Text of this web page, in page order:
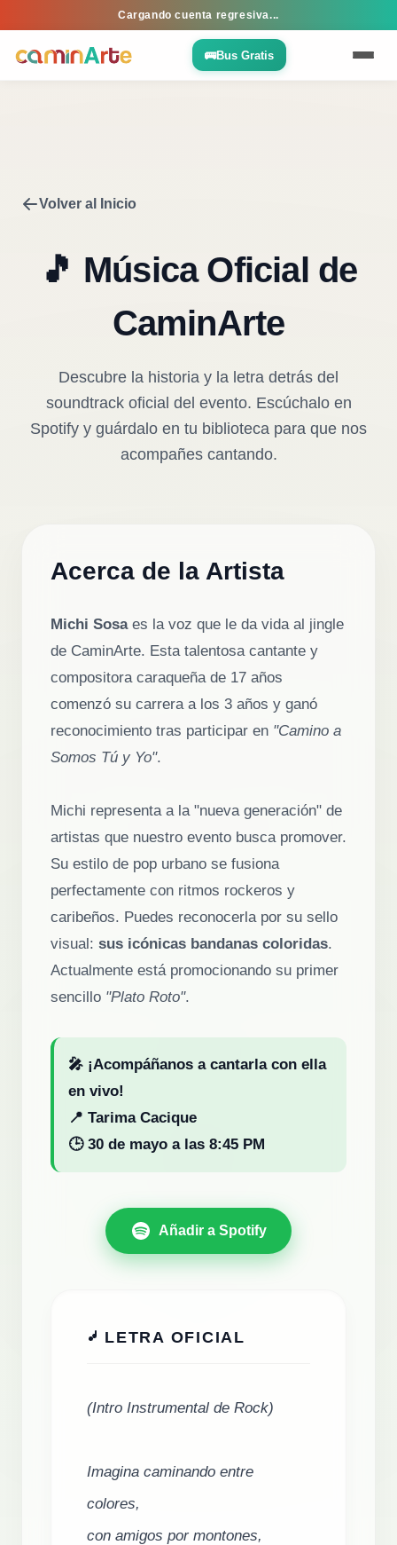
Cargando cuenta regresiva...
🚌Bus Gratis
🤖 Conoce a Cami
🚧 Movilidad y Calles
🤝 Nuestros Aliados
💳 Pago Directo
🥇 1ra · Mayo 2024
🥉 3ra · Jun 2025
Volver al Inicio
🎵 Música Oficial de
CaminArte
Descubre la historia y la letra detrás del
soundtrack oficial del evento. Escúchalo en
Spotify y guárdalo en tu biblioteca para que nos
acompañes cantando.
Acerca de la Artista
Michi Sosaes la voz que le da vida al jingle
de CaminArte. Esta talentosa cantante y
compositora caraqueña de 17 años
comenzó su carrera a los 3 años y ganó
reconocimiento tras participar en "Camino a
Somos Tú y Yo".
Michi representa a la "nueva generación" de
artistas que nuestro evento busca promover.
Su estilo de pop urbano se fusiona
perfectamente con ritmos rockeros y
caribeños. Puedes reconocerla por su sello
visual: sus icónicas bandanas coloridas.
Actualmente está promocionando su primer
sencillo "Plato Roto".
🎤 ¡Acompáñanos a cantarla con ella
en vivo!
📍 Tarima Cacique
🕒 30 de mayo a las 8:45 PM
Añadir a Spotify
LETRA OFICIAL
(Intro Instrumental de Rock)
Imagina caminando entre
colores,
con amigos por montones,